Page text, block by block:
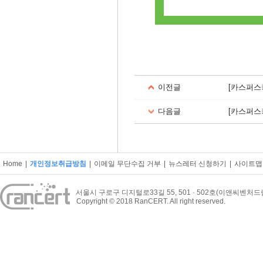
이전글 [카스퍼
다음글 [카스퍼
Home 개인정보취급방침 이메일 무단수집 거부 뉴스레터 신청하기 사이트맵
서울시 구로구 디지털로33길 55, 501 · 502호(이앤씨벤처드
Copyright © 2018 RanCERT. All right reserved.